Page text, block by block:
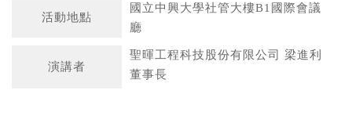
活動地點
國立中興大學社管大樓B1國際會議
廳
演講者
聖暉工程科技股份有限公司 梁進利
董事長